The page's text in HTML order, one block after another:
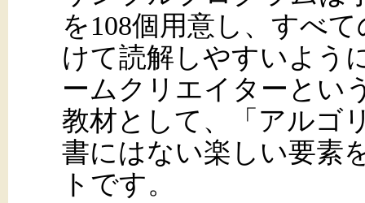
を108個用意し、すべ
けて読解しやすいよう
ームクリエイターとい
教材として、「アルゴ
書にはない楽しい要素
トです。